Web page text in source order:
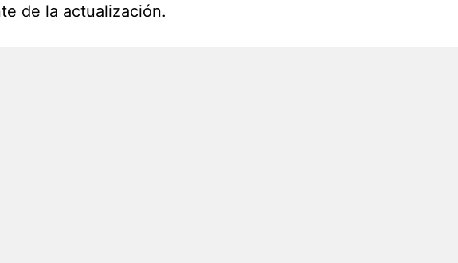
de la actualización.